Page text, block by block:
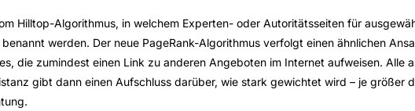
Hilltop-Algorithmus, in welchem Experten- oder Autoritätsseiten für
werden. Der neue PageRank-Algorithmus verfolgt einen ähnlichen
die zumindest einen Link zu anderen Angeboten im Internet aufweisen. Alle
gibt dann einen Aufschluss darüber, wie stark gewichtet wird – je größer